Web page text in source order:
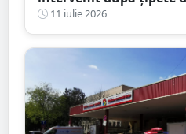
Motivul i-a făcut pe toți
11 iulie 2026